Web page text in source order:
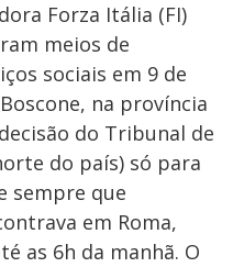
Forza Itália (FI)
meios de
sociais em 9 de
na província
do Tribunal de
do país) só para
sempre que
em Roma,
as 6h da manhã. O